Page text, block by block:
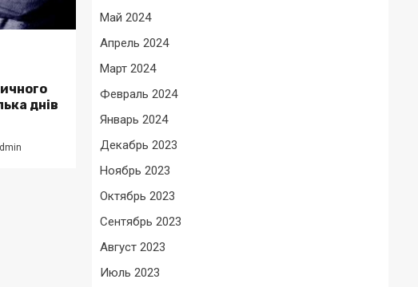
днів
Май 2024
Апрель 2024
Март 2024
Февраль 2024
Январь 2024
Декабрь 2023
Ноябрь 2023
Октябрь 2023
Сентябрь 2023
Август 2023
Июль 2023